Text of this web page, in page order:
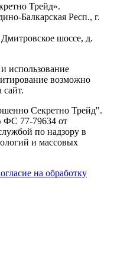
Трейд».
Балкарская Респ., г.
шоссе, д.
использование
возможно
Секретно Трейд".
ФС 77-79634 от
по надзору в
и массовых
на обработку